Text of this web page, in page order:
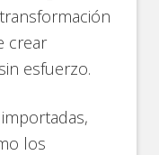
crear
esfuerzo.
los